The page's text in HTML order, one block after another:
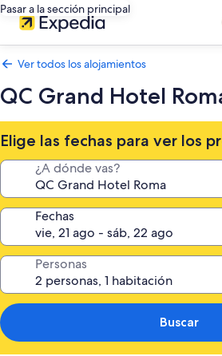
Pasar a la sección principal
Ver todos los alojamientos
QC Grand Hotel
Elige las fechas para ver los
¿A dónde vas?
Fechas
Personas
Buscar